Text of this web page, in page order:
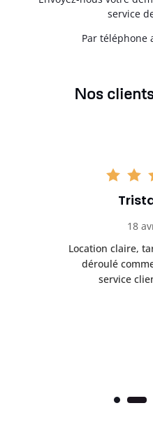
service
Par téléphone
Nos
18
Location claire,
déroulé
service